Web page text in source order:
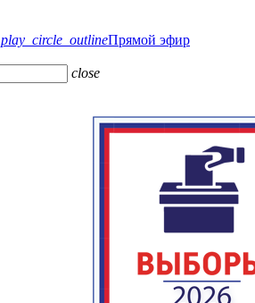
play_circle_outlineПрямой эфир
close